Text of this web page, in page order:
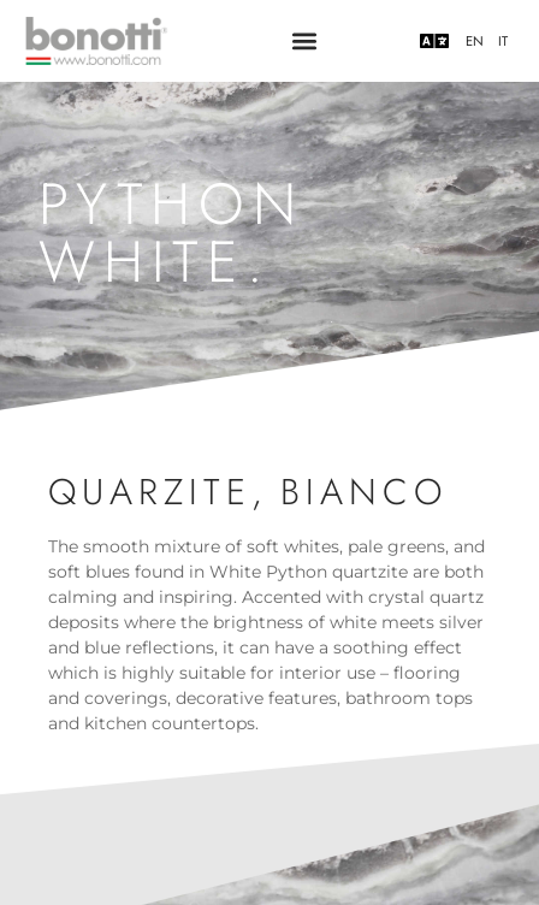
EN IT
PYTHON
WHITE.
QUARZITE , BIANCO
The smooth mixture of soft whites, pale greens, and
soft blues found in White Python quartzite are both
calming and inspiring. Accented with crystal quartz
deposits where the brightness of white meets silver
and blue reflections, it can have a soothing effect
which is highly suitable for interior use – flooring
and coverings, decorative features, bathroom tops
and kitchen countertops.